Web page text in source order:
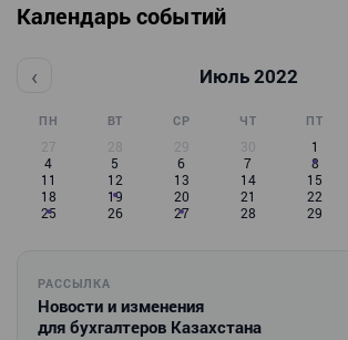
Календарь событий
‹ Июль 2022
ПН ВТ СР ЧТ ПТ
27 28 29 30 1
4
5 6 7 8
11
12 13 14 15
18
19 20 21 22
25
26 27 28 29
РАССЫЛКА
Новости и изменения
для бухгалтеров Казахстана